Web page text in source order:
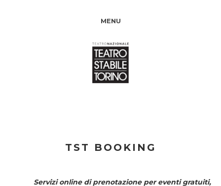
MENU
TST BOOKING
Servizi online di prenotazione per eventi gratuiti,